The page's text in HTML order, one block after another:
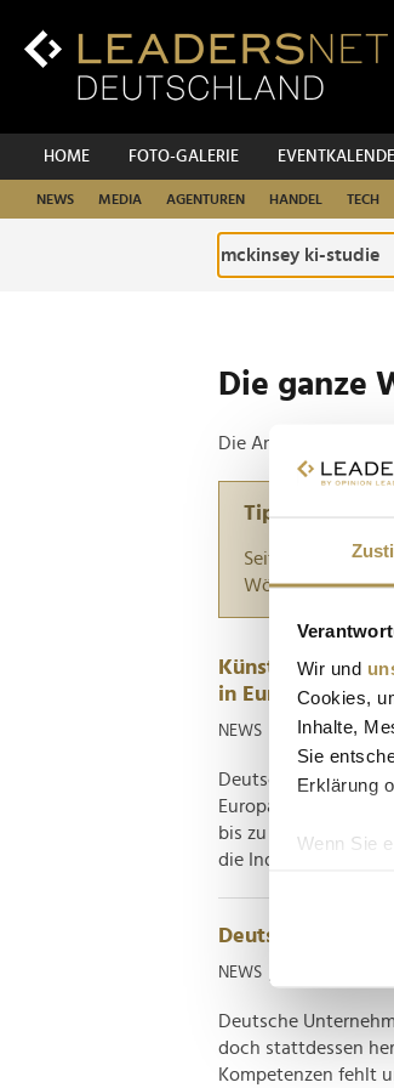
Wir und
Cookies,
Inhalte,
Sie
Erklärung
Wenn Sie
Erfahren
Wir
und die
Inhalt
HOME FOTO-GALERIE
NEWS MEDIA AGENTUREN HANDEL TECH
Die ganze
Die Anfrage ergab 2
Tipp
Seiten suchen,
Wörter zwischen
Künstliche
in Europa
NEWS | 27.05.2026
Deutschland hat
Europa. Bis 2030
bis zu 486
die Industrie
Deutsche
NEWS
Deutsche
doch stattdessen
Kompetenzen fehlt